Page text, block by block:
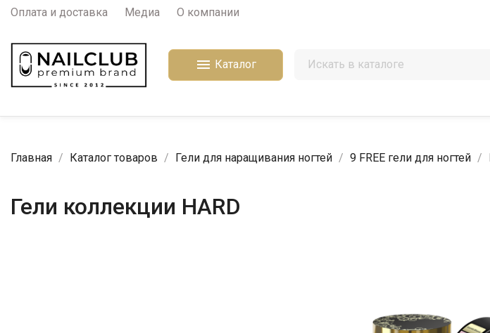
Оплата и доставка Медиа О компании
 Каталог
Главная Каталог товаров Гели для наращивания ногтей 9 FREE гели для ногтей
Гели коллекции HARD